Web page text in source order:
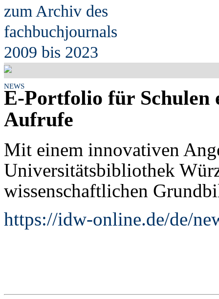
zum Archiv des
fachbuchjournals
2009 bis 2023
NEWS
E-Portfolio für Schulen
Aufrufe
Mit einem innovativen
Universitätsbibliothek
wissenschaftlichen
https://idw-online.de/de/